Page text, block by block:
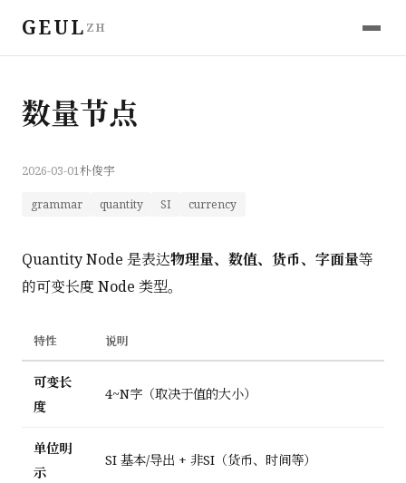
GEUL ZH
数量节点
2026-03-01朴俊宇
grammar quantity SI currency
Quantity Node 是表达物理量、数值、货币、字面量等
的可变长度 Node 类型。
特性 说明
可变长
度
4~N字（取决于值的大小）
单位明
示
SI 基本/导出 + 非SI（货币、时间等）